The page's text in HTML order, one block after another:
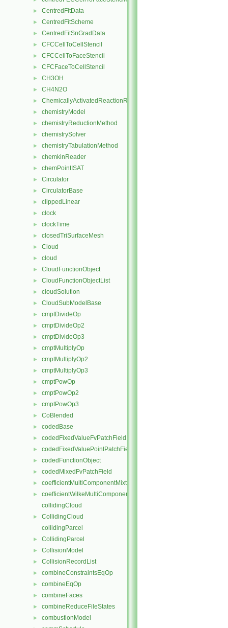
► CentredFitData
► CentredFitScheme
► CentredFitSnGradData
► CFCCellToCellStencil
► CFCCellToFaceStencil
► CFCFaceToCellStencil
► CH3OH
► CH4N2O
► ChemicallyActivatedReactionRate
► chemistryModel
► chemistryReductionMethod
► chemistrySolver
► chemistryTabulationMethod
► chemkinReader
► chemPointISAT
► Circulator
► CirculatorBase
► clippedLinear
► clock
► clockTime
► closedTriSurfaceMesh
► Cloud
► cloud
► CloudFunctionObject
► CloudFunctionObjectList
► cloudSolution
► CloudSubModelBase
► cmptDivideOp
► cmptDivideOp2
► cmptDivideOp3
► cmptMultiplyOp
► cmptMultiplyOp2
► cmptMultiplyOp3
► cmptPowOp
► cmptPowOp2
► cmptPowOp3
► CoBlended
► codedBase
► codedFixedValueFvPatchField
► codedFixedValuePointPatchField
► codedFunctionObject
► codedMixedFvPatchField
► coefficientMultiComponentMixture
►
coefficientWilkeMultiComponentMixture
collidingCloud
►
CollidingCloud
collidingParcel
► CollidingParcel
► CollisionModel
► CollisionRecordList
► combineConstraintsEqOp
► combineEqOp
► combineFaces
► combineReduceFileStates
► combustionModel